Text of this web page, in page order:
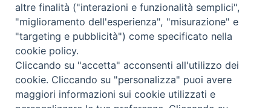
Copyright © 2019 - Tutti i diritti riservati - Vita
Trentina Editrice
Privacy Policy
altre finalità ("interazioni e funzionalità semplici",
"miglioramento dell'esperienza", "misurazione" e
"targeting e pubblicità") come specificato nella
cookie policy.
Cliccando su "accetta" acconsenti all'utilizzo dei
cookie. Cliccando su "personalizza" puoi avere
maggiori informazioni sui cookie utilizzati e